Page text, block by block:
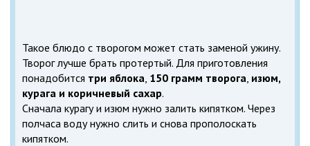
Такое блюдо с творогом может стать заменой ужину.
Творог лучше брать протертый. Для приготовления
понадобится три яблока 150 грамм творога изюм,
курага и коричневый сахар.
Сначала курагу и изюм нужно залить кипятком. Через
полчаса воду нужно слить и снова прополоскать
кипятком.